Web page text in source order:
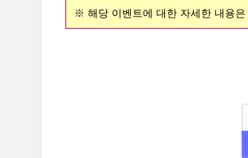
※ 해당 이벤트에 대한 자세한 내용은